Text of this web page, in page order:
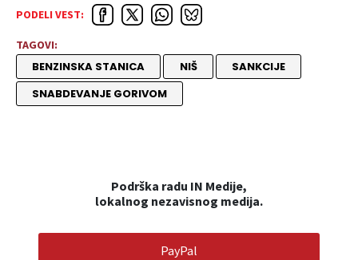
PODELI VEST:
TAGOVI:
BENZINSKA STANICA NIŠ
SANKCIJE
SNABDEVANJE GORIVOM
Podrška radu IN Medije,
lokalnog nezavisnog medija.
PayPal